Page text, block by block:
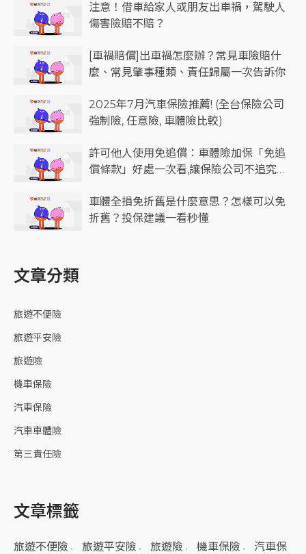
注意！借車給家人或朋友出車禍，駕駛人
傷害險賠不賠？
[車禍賠償]出車禍怎麼辦？常見車險賠什
麼、常見肇事種類、責任歸屬一次告訴你
2025年7月汽車保險推薦! (全台保險公司
強制險, 任意險, 車體險比較)
許可他人使用免追償：車體險加保「免追
償條款」好處一次看,讓保險公司不追究朋
車體全損免折舊是什麼意思？怎樣可以免
折舊？投保建議一看秒懂
文章分類
旅遊不便險
旅遊平安險
旅遊險
機車保險
汽車保險
汽車車體險
第三責任險
文章標籤
旅遊不便險 旅遊平安險 旅遊險 機車保險 汽車保